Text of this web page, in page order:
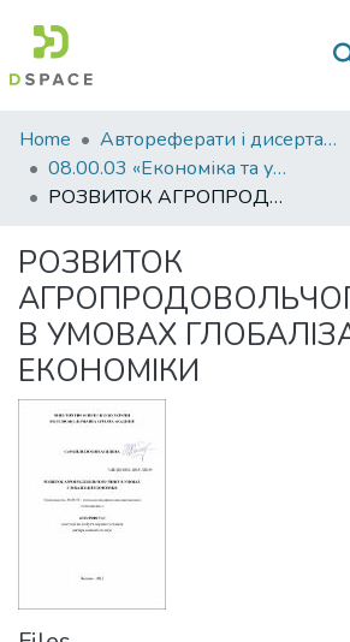
Communities
&
Collections
Statistics
Home
Автореферати і дисертації
08.00.03 «Економіка та управління національним господарством»
РОЗВИТОК АГРОПРОДОВОЛЬЧОГО РИНКУ В УМОВАХ ГЛОБАЛІЗАЦІЇ ЕКОНОМІКИ
РОЗВИТОК
В УМОВАХ
ЕКОНОМІКИ